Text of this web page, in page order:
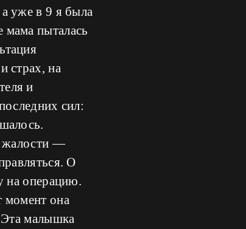
уже в 9 я была
мама пыталась
страх, на
и
сил:
жалости —
О
на операцию.
момент она
Эта малышка